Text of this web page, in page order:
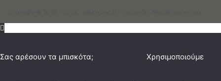
Σας αρέσουν τα μπισκότα; Χρησιμοποιούμε